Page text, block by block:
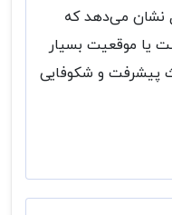
نشان می‌دهد که
یا موقعیت بسیار
پیشرفت و شکوفایی